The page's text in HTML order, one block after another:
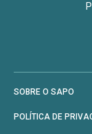
SOBRE O SAPO
POLÍTICA DE